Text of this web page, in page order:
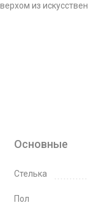
из
Основные
Стелька
Пол